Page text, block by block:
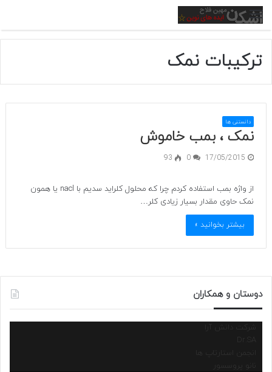
منو
ترکیبات نمک
دانستنی ها
نمک ، بمب خاموش
17/05/2015
0
93
از واژه بمب استفاده کردم چرا که محلول کلراید سدیم با nacl یا همون
نمک حاوی مقدار بسیار زیادی کلر…
بیشتر بخوانید »
دوستان و همکاران
شرکت دانش آرا
انجمن استارتاپ ها
نانو پروسسور